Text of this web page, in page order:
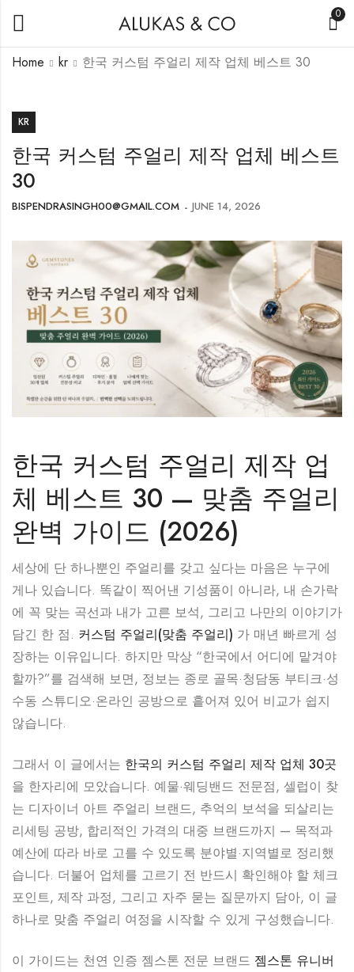
0
Home kr 한국 커스텀 주얼리 제작 업체 베스트 30
KR
한국 커스텀 주얼리 제작 업체 베스트
30
BISPENDRASINGH00@GMAIL.COM JUNE 14, 2026
한국 커스텀 주얼리 제작 업
체 베스트 30 — 맞춤 주얼리
완벽 가이드 (2026)
세상에 단 하나뿐인 주얼리를 갖고 싶다는 마음은 누구에
게나 있습니다. 똑같이 찍어낸 기성품이 아니라, 내 손가락
에 꼭 맞는 곡선과 내가 고른 보석, 그리고 나만의 이야기가
담긴 한 점. 커스텀 주얼리(맞춤 주얼리) 가 매년 빠르게 성
장하는 이유입니다. 하지만 막상 “한국에서 어디에 맡겨야
할까?”를 검색해 보면, 정보는 종로 골목·청담동 부티크·성
수동 스튜디오·온라인 공방으로 흩어져 있어 비교가 쉽지
않습니다.
그래서 이 글에서는 한국의 커스텀 주얼리 제작 업체 30곳
을 한자리에 모았습니다. 예물·웨딩밴드 전문점, 셀럽이 찾
는 디자이너 아트 주얼리 브랜드, 추억의 보석을 되살리는
리세팅 공방, 합리적인 가격의 대중 브랜드까지 — 목적과
예산에 따라 바로 고를 수 있도록 분야별·지역별로 정리했
습니다. 더불어 업체를 고르기 전 반드시 확인해야 할 체크
포인트, 제작 과정, 그리고 자주 묻는 질문까지 담아, 이 글
하나로 맞춤 주얼리 여정을 시작할 수 있게 구성했습니다.
이 가이드는 천연 인증 젬스톤 전문 브랜드 젬스톤 유니버